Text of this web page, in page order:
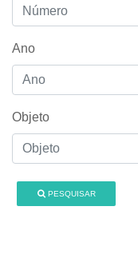
Ano
Objeto
PESQUISAR